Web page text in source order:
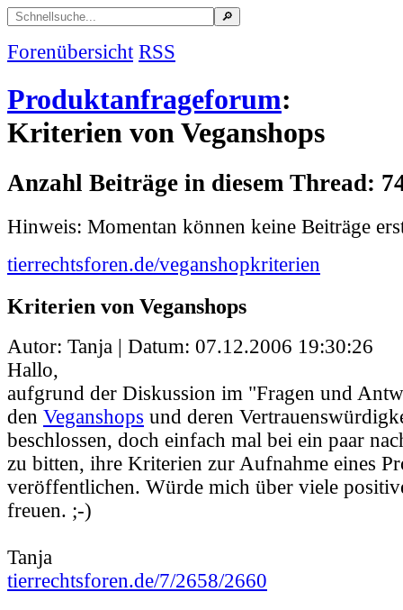
Forenübersicht RSS
Produktanfrageforum:
Kriterien von Veganshops
Anzahl Beiträge in diesem Thread:
Hinweis: Momentan können keine Beiträge
tierrechtsforen.de/veganshopkriterien
Kriterien von Veganshops
Autor: Tanja | Datum: 07.12.2006 19:30:26
Hallo,
aufgrund der Diskussion im "Fragen und
den Veganshops und deren
beschlossen, doch einfach mal bei ein paar
zu bitten, ihre Kriterien zur Aufnahme eines
veröffentlichen. Würde mich über viele
freuen. ;-)
Tanja
tierrechtsforen.de/7/2658/2660